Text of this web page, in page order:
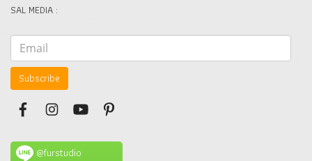
SAL MEDIA :
Subscribe
@furstudio